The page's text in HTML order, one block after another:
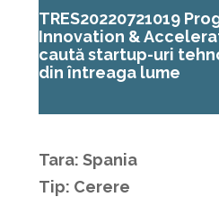
TRES20220721019
Innovation &
caută startup-uri
din întreaga lume
Tara: Spania
Tip: Cerere